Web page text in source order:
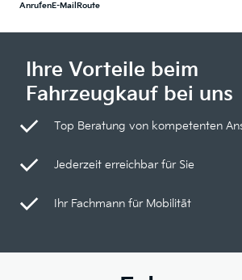
AnrufenE-Mail Route
Ihre Vorteile beim
Fahrzeugkauf bei uns
Top Beratung von kompetenten
Jederzeit erreichbar für Sie
Ihr Fachmann für Mobilität